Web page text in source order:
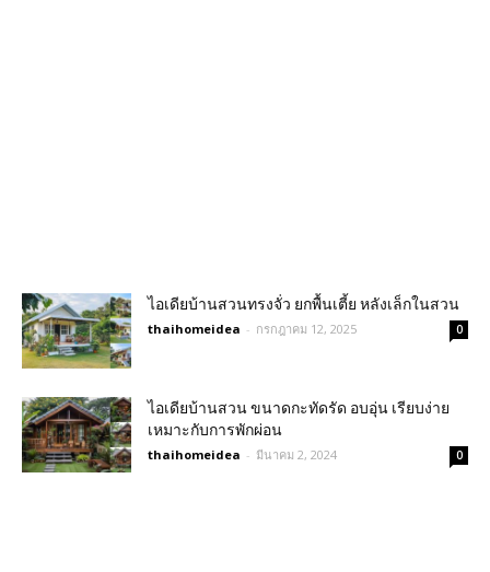
ไอเดียบ้านสวนทรงจั่ว ยกพื้นเตี้ย หลังเล็กในสวน
thaihomeidea - กรกฎาคม 12, 2025 0
ไอเดียบ้านสวน ขนาดกะทัดรัด อบอุ่น เรียบง่าย
เหมาะกับการพักผ่อน
thaihomeidea - มีนาคม 2, 2024 0